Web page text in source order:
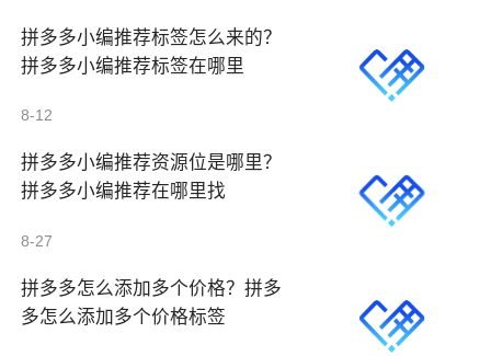
拼多多小编推荐标签怎么来的？
拼多多小编推荐标签在哪里
8-12
拼多多小编推荐资源位是哪里？
拼多多小编推荐在哪里找
8-27
拼多多怎么添加多个价格？拼多
多怎么添加多个价格标签